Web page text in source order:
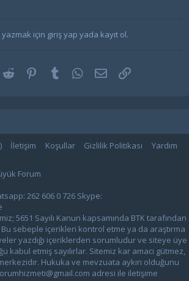
için giriş yap yada kayıt ol.
Reddit Pinterest
Tumblr WhatsApp
E-postaLink
İletişim Koşullar Gizlilik Politikası
Yardım
Forum
262 606 0 726 Skype:
5651 Sayılı Kanun kapsamında BTK tarafından
Bu sebeple içerikleri kontrol etme ya da araştırma
yazdığı içeriklerden sorumludur ve siteye üye
kabul etmiş sayılırlar. Sitemiz kar amacı gütmez,
Hukuka ve mevzuata aykırı olduğunu
adresi ile iletişime